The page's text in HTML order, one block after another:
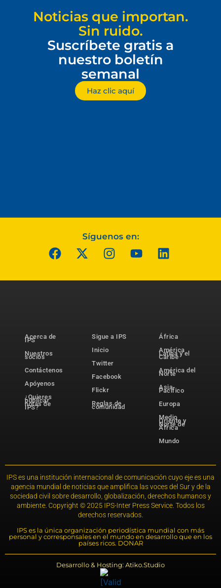
Noticias que importan.
Sin ruido.
Suscríbete gratis a
nuestro boletín
semanal
Haz clic aquí
Síguenos en:
Acerca de
IPS
Nuestros
socios
Contáctenos
Apóyenos
¿Quieres
publicar
notas de
IPS?
Sigue a IPS
Inicio
Twitter
Facebook
Flickr
Reglas de
comunidad
África
América
Latina y el
Caribe
América del
Norte
Asia-
Pacífico
Europa
Medio
Oriente y
Norte de
África
Mundo
IPS es una institución internacional de comunicación cuyo eje es una
agencia mundial de noticias que amplifica las voces del Sur y de la
sociedad civil sobre desarrollo, globalización, derechos humanos y
ambiente. Copyright © 2025 IPS-Inter Press Service. Todos los
derechos reservados.
IPS es la única organización periodística mundial con más
personal y corresponsales en el mundo en desarrollo que en los
países ricos. DONAR
Desarrollo & Hosting: Atiko.Studio